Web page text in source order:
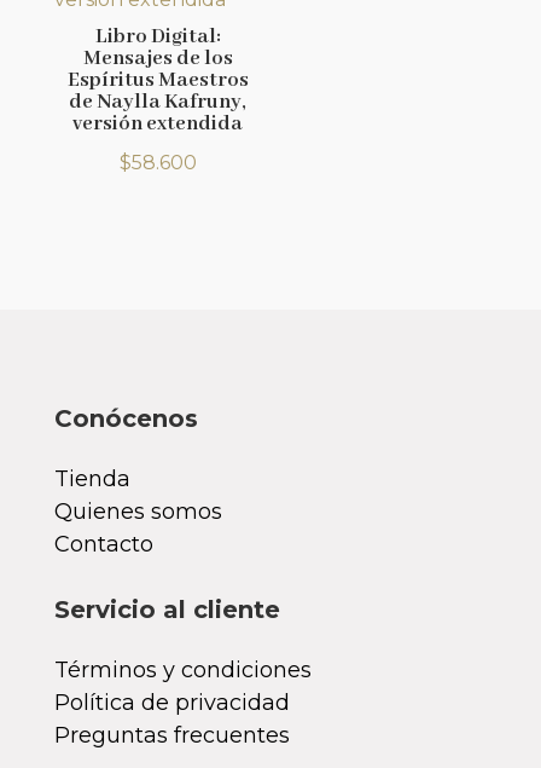
Libro Digital:
Mensajes de los
Espíritus Maestros
de Naylla Kafruny,
versión extendida
$58.600
Conócenos
Tienda
Quienes somos
Contacto
Servicio al cliente
Términos y condiciones
Política de privacidad
Preguntas frecuentes